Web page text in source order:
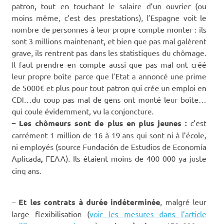
patron, tout en touchant le salaire d’un ouvrier (ou
moins même, c’est des prestations), l’Espagne voit le
nombre de personnes à leur propre compte monter : ils
sont 3 millions maintenant, et bien que pas mal galèrent
grave, ils rentrent pas dans les statistiques du chômage.
Il faut prendre en compte aussi que pas mal ont créé
leur propre boîte parce que l’Etat a annoncé une prime
de 5000€ et plus pour tout patron qui crée un emploi en
CDI…du coup pas mal de gens ont monté leur boîte…
qui coule évidemment, vu la conjoncture.
– Les chômeurs sont de plus en plus jeunes :c’est
carrément 1 million de 16 à 19 ans qui sont ni à l’école,
ni employés (source Fundación de Estudios de Economía
Aplicada, FEAA). Ils étaient moins de 400 000 ya juste
cinq ans.
– Et les contrats à durée indéterminée, malgré leur
large flexibilisation (voir les mesures dans l’article